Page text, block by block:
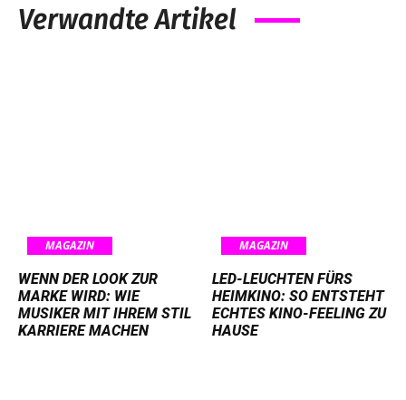
Verwandte Artikel
MAGAZIN
WENN DER LOOK ZUR
MARKE WIRD: WIE
MUSIKER MIT IHREM STIL
KARRIERE MACHEN
MAGAZIN
LED-LEUCHTEN FÜRS
HEIMKINO: SO ENTSTEHT
ECHTES KINO-FEELING ZU
HAUSE